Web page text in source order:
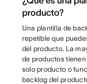
producto?
Una plantilla de
repetible que
del producto. La
de productos
solo producto o
backlog del